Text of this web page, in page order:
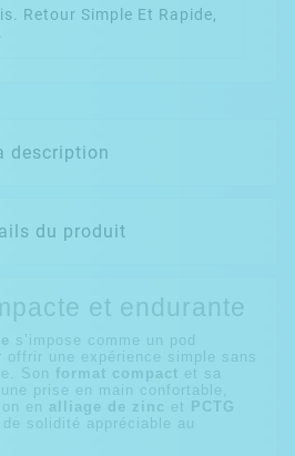
Retour Simple Et Rapide,
description
du produit
et endurante
s’impose comme un pod
offrir une expérience simple sans
Son format compact et sa
prise en main confortable,
en alliage de zinc et PCTG
solidité appréciable au